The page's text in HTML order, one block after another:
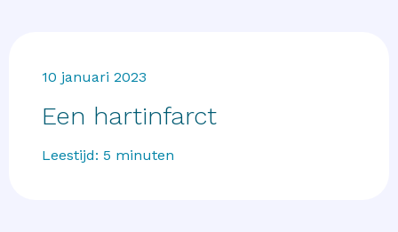
10 januari 2023
Een hartinfarct
Leestijd: 5 minuten